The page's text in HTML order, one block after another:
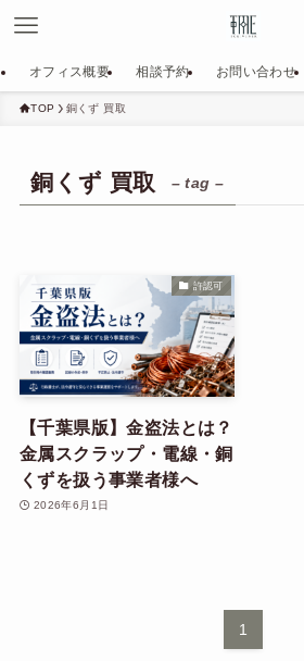
オフィス概要 相談予約 お問い合わせ
TOP 銅くず 買取
銅くず 買取 – tag –
許認可
【千葉県版】金盗法とは？
金属スクラップ・電線・銅
くずを扱う事業者様へ
2026年6月1日
1